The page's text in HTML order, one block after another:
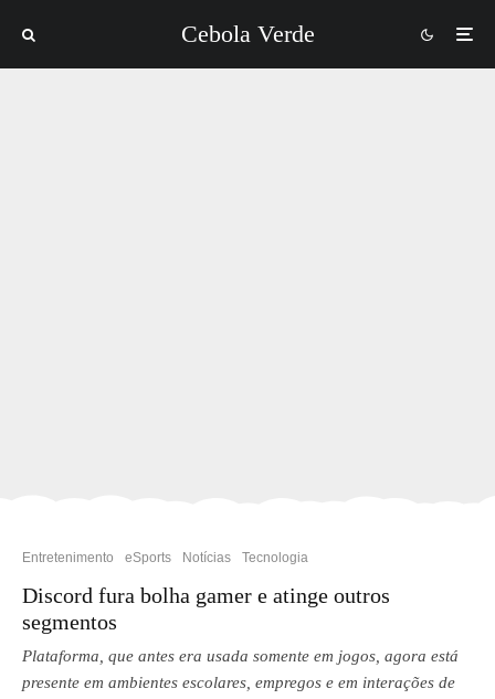
Cebola Verde
Entretenimento eSports Notícias Tecnologia
Discord fura bolha gamer e atinge outros
segmentos
Plataforma, que antes era usada somente em jogos, agora está
presente em ambientes escolares, empregos e em interações de